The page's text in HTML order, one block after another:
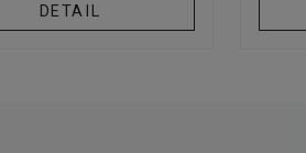
DETAIL